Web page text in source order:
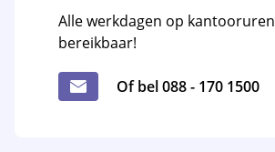
Alle werkdagen op kantooruren
bereikbaar!
Of bel 088 - 170 1500